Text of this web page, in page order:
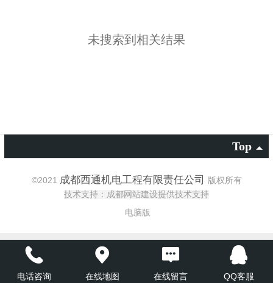
未搜索到相关结果
Top
©2021 成都西通机电工程有限责任公司 版权所有
技术支持：成都网站建设提供技术支持
电脑版
电话咨询 在线地图 在线留言 QQ客服